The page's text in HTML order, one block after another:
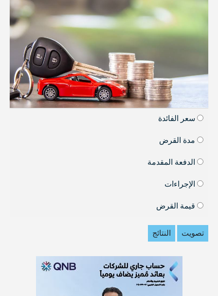
سعر الفائدة
مدة القرض
الدفعة المقدمة
الإجراءات
قيمة القرض
تصويت النتائج